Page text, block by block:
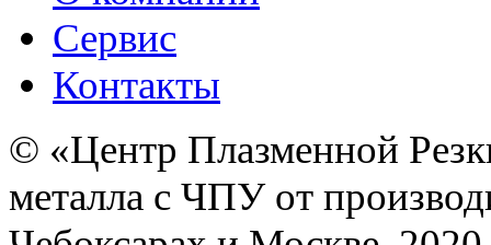
Сервис
Контакты
© «Центр Плазменной
металла с ЧПУ от